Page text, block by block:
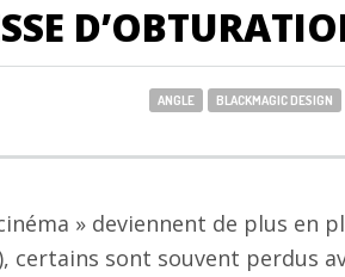
ANGLE BLACKMAGIC DESIGN
» deviennent de plus en
certains sont souvent perdus